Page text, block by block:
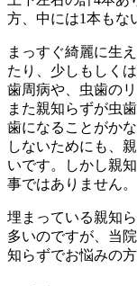
方、中には1本もな
まっすぐ綺麗に生
たり、少しもしく
歯周病や、虫歯の
また親知らずが虫
歯になることがか
しないためにも、
いです。しかし親
事ではありません。
埋まっている親知
多いのですが、当
知らずでお悩みの